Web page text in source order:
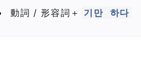
動詞 / 形容詞＋ 기만 하다